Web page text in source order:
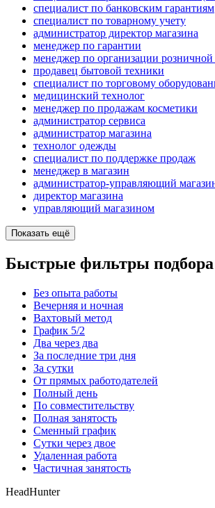
специалист по банковским гарантиям
специалист по товарному учету
администратор директор магазина
менеджер по гарантии
менеджер по организации розничной
продавец бытовой техники
специалист по торговому
медицинский технолог
менеджер по продажам косметики
администратор сервиса
администратор магазина
технолог одежды
специалист по поддержке продаж
менеджер в магазин
администратор-управляющий
директор магазина
управляющий магазином
Показать ещё
Быстрые фильтры
Без опыта работы
Вечерняя и ночная
Вахтовый метод
График 5/2
Два через два
За последние три дня
За сутки
От прямых работодателей
Полный день
По совместительству
Полная занятость
Сменный график
Сутки через двое
Удаленная работа
Частичная занятость
HeadHunter